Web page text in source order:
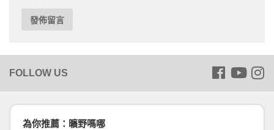
為你推薦：曠野嗎哪